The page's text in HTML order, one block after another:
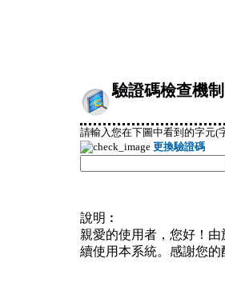
驗證碼檢查機制
請輸入您在下圖中看到的字元(
更換驗證碼
說明︰
親愛的使用者，您好！
續使用本系統。感謝您的